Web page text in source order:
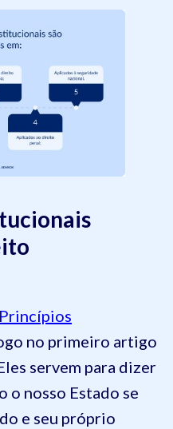
Princípios
no primeiro artigo
servem para dizer
o nosso Estado se
e seu próprio